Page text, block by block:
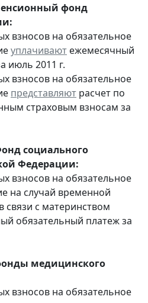
фонд
взносов на обязательное
уплачивают ежемесячный
июль 2011 г.
взносов на обязательное
представляют расчет по
страховым взносам за
социального
Федерации:
взносов на обязательное
на случай временной
связи с материнством
обязательный платеж за
медицинского
взносов на обязательное